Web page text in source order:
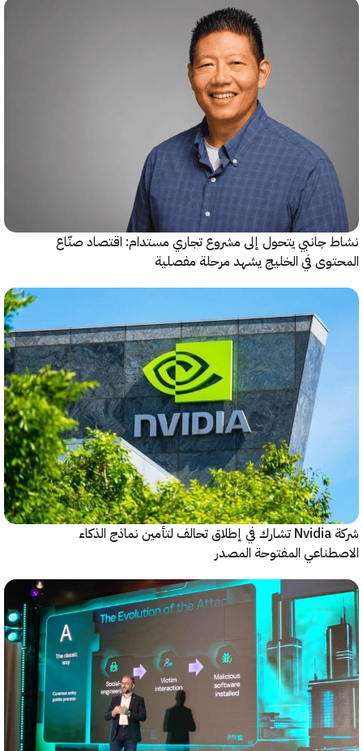
جانبي يتحول إلى مشروع تجاري مستدام: اقتصاد صنّاع
في الخليج يشهد مرحلة مفصلية
شركة Nvidia تشارك في إطلاق تحالف لتأمين نماذج الذكاء
المفتوحة المصدر